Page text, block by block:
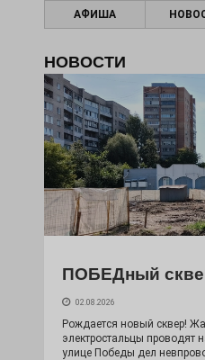
АФИША
НОВОСТИ
ПОБЕДный
02.08.2026
Рождается новый сквер!
электростальцы проводят
улице Победы дел